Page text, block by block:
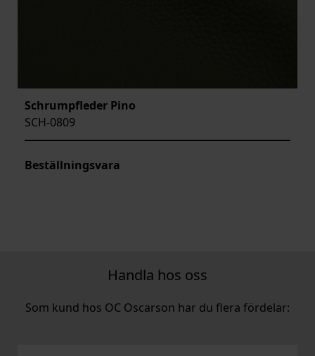
Schrumpfleder Pino
SCH-0809
Beställningsvara
Handla hos oss
Som kund hos OC Oscarson har du flera fördelar: